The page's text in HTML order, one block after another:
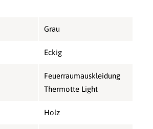
Grau
Eckig
Feuerraumauskleidung
Thermotte Light
Holz